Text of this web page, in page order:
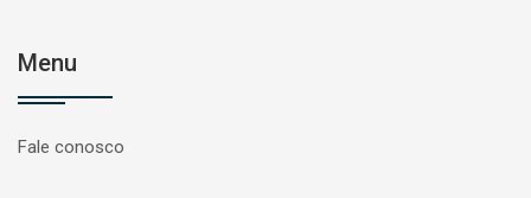
Menu
Fale conosco